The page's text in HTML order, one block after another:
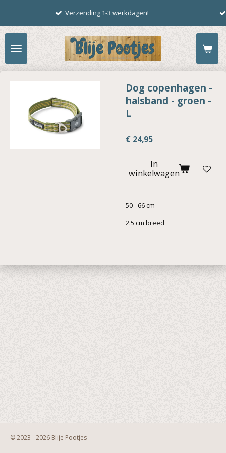
naar
de
hoofdinhoud
1-3 werkdagen!
Dog copenhagen -
halsband - groen -
L
€ 24,95
In
winkelwagen
50 - 66 cm
2.5 cm breed
© 2023 - 2026 Blije Pootjes